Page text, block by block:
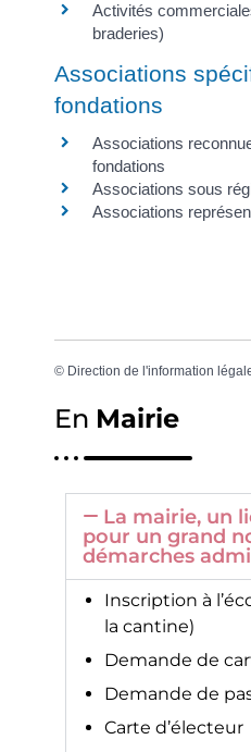
Activités
braderies)
Associations
fondations
Associations
fondations
Associations sous
Associations
© Direction de l'information
En Mairie
La mairie, un
pour un grand
démarches
Inscription à
la cantine)
Demande de
Demande de
Carte d’électeur